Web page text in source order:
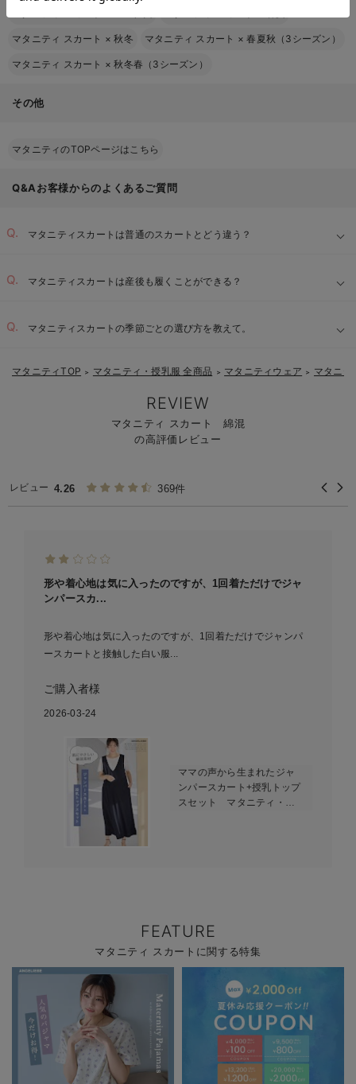
マタニティ スカート ×秋冬 マタニティ スカート ×春夏秋（3シーズン）
マタニティ スカート ×秋冬春（3シーズン）
その他
マタニティのTOPページはこちら
Q&Aお客様からのよくあるご質問
マタニティスカートは普通のスカートとどう違う？
マタニティスカートは産後も履くことができる？
マタニティスカートの季節ごとの選び方を教えて。
マタニティTOP ＞ マタニティ・授乳服 全商品 ＞ マタニティウェア ＞ マタニテ
REVIEW
マタニティ スカート 綿混
の高評価レビュー
レビュー 4.26 369件
形や着心地は気に入ったのですが、1回着ただけでジャ
ンパースカ...
形や着心地は気に入ったのですが、1回着ただけでジャンパ
ースカートと接触した白い服...
ご購入者様
2026-03-24
ママの声から生まれたジャ
ンパースカート+授乳トップ
スセット マタニティ・授
FEATURE
マタニティ スカートに関する特集